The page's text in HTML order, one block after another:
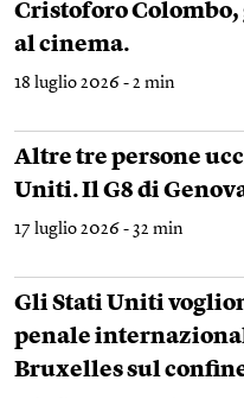
Cristoforo
al cinema.
18 luglio 2026 - 2 min
Altre tre persone
Uniti. Il G8 di
17 luglio 2026 - 32 min
Gli Stati Uniti
penale
Bruxelles sul